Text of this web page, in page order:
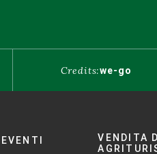
Credits:we-go
VENDITA